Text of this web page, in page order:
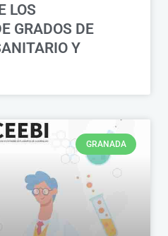
LOS
GRADOS DE
Y
GRANADA